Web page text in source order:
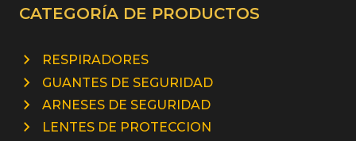
CATEGORÍA DE PRODUCTOS
RESPIRADORES
GUANTES DE SEGURIDAD
ARNESES DE SEGURIDAD
LENTES DE PROTECCION